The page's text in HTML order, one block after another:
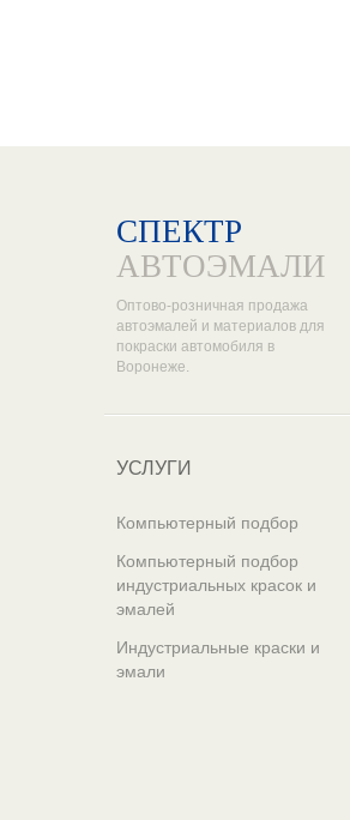
СПЕКТР
АВТОЭМАЛИ
Оптово-розничная продажа
автоэмалей и материалов для
покраски автомобиля в
Воронеже.
УСЛУГИ
Компьютерный подбор
Компьютерный подбор
индустриальных красок и
эмалей
Индустриальные краски и
эмали